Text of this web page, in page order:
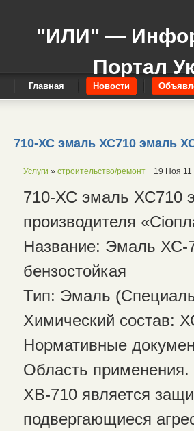
"ИЛИ" —
Портал
Главная Новости
710-ХС эмаль ХС710 эмаль
Услуги »строительство/ремонт 19 Ноя 11
710-ХС эмаль ХС710
производителя
Название: Эмаль ХС-
бензостойкая
Тип: Эмаль
Химический состав:
Нормативные
Область
ХВ-710 является
подвергающиеся